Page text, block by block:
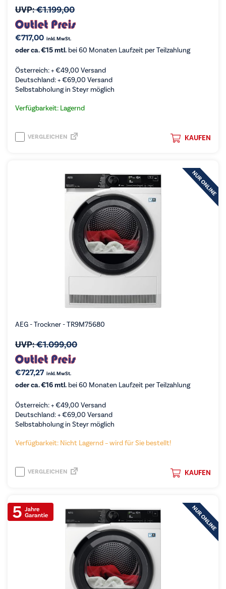
UVP:€1.199,00
€717,00 inkl. MwSt.
oder ca. €15 mtl. bei 60 Monaten Laufzeit per Teilzahlung
Österreich: +€49,00 Versand
Deutschland: +€69,00 Versand
Selbstabholung in Steyr möglich
Verfügbarkeit: Lagernd
KAUFEN
VERGLEICHEN
AEG - Trockner - TR9M75680
UVP:€1.099,00
€727,27 inkl. MwSt.
oder ca. €16 mtl. bei 60 Monaten Laufzeit per Teilzahlung
Österreich: +€49,00 Versand
Deutschland: +€69,00 Versand
Selbstabholung in Steyr möglich
Verfügbarkeit: Nicht Lagernd – wird für Sie bestellt!
KAUFEN
VERGLEICHEN